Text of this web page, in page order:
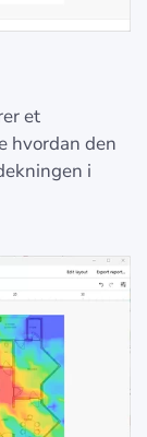
et
hvordan den
i